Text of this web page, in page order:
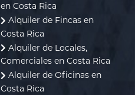
en Costa Rica
Alquiler de Fincas en
Costa Rica
Alquiler de Locales,
Comerciales en Costa Rica
Alquiler de Oficinas en
Costa Rica